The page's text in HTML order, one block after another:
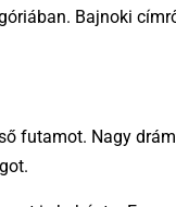
Bajnoki
futamot. Nagy